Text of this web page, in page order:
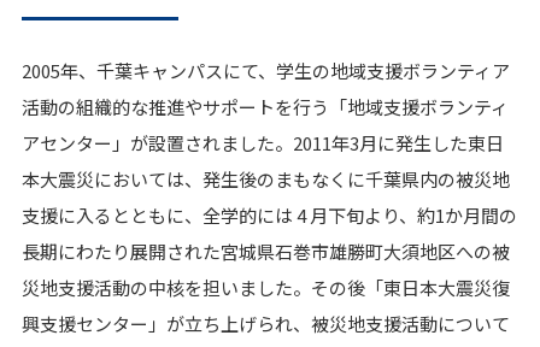
2005年、千葉キャンパスにて、学生の地域支援ボランティア
活動の組織的な推進やサポートを行う「地域支援ボランティ
アセンター」が設置されました。2011年3月に発生した東日
本大震災においては、発生後のまもなくに千葉県内の被災地
支援に入るとともに、全学的には 4 月下旬より、約1か月間の
長期にわたり展開された宮城県石巻市雄勝町大須地区への被
災地支援活動の中核を担いました。その後「東日本大震災復
興支援センター」が立ち上げられ、被災地支援活動について